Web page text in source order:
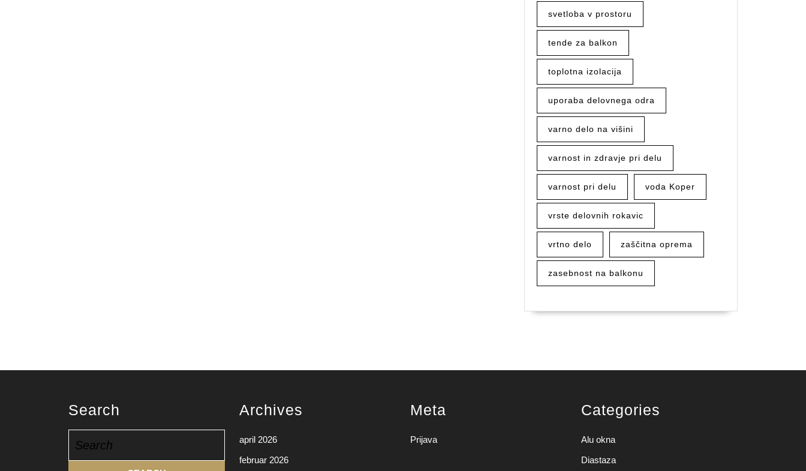
svetloba v prostoru
tende za balkon
toplotna izolacija
uporaba delovnega odra
varno delo na višini
varnost in zdravje pri delu
varnost pri delu voda Koper
vrste delovnih rokavic
vrtno delo zaščitna oprema
zasebnost na balkonu
Search
for:
Archives
april 2026
februar 2026
Meta
Prijava
Categories
Alu okna
Diastaza